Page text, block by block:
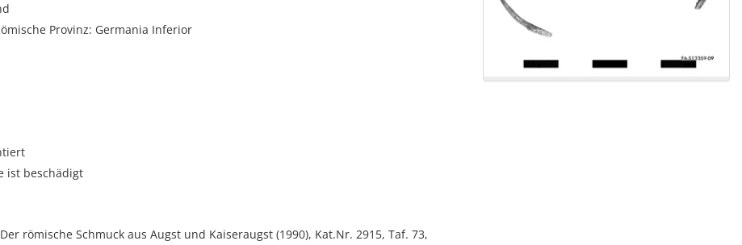
Provinz: Germania Inferior
ist beschädigt
römische Schmuck aus Augst und Kaiseraugst (1990), Kat.Nr. 2915, Taf. 73,